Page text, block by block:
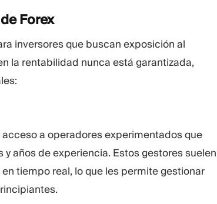
Forex
inversores que buscan exposición al
la rentabilidad nunca está garantizada,
a operadores experimentados que
años de experiencia. Estos gestores suelen
tiempo real, lo que les permite gestionar